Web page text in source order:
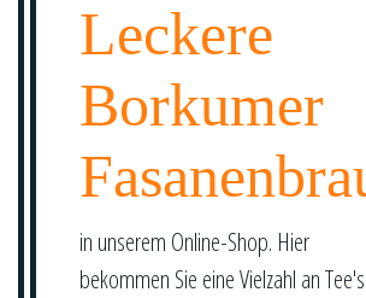
Leckere
Borkumer
in unserem Online-Shop. Hier
bekommen Sie eine Vielzahl an Tee's